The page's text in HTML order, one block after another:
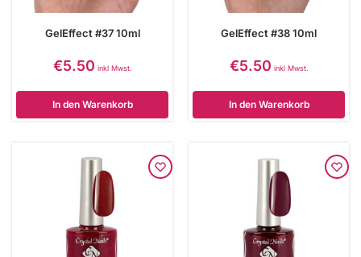
GelEffect #37 10ml
€5.50 inkl Mwst.
In den Warenkorb
GelEffect #38 10ml
€5.50 inkl Mwst.
In den Warenkorb